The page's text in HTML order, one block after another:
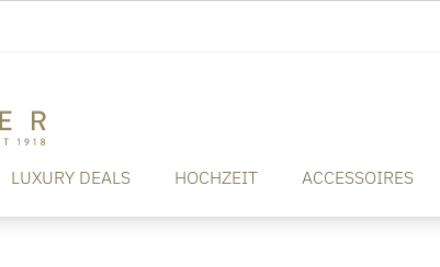
LUXURY DEALS HOCHZEIT ACCESSOIRES